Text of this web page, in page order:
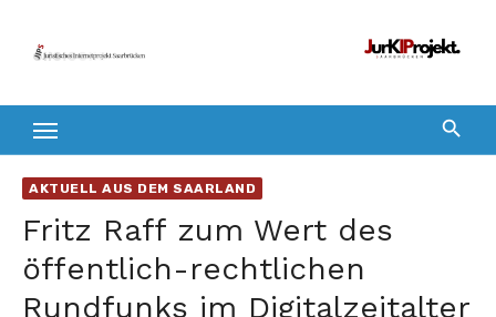
Inhalt
AKTUELL AUS DEM SAARLAND
Fritz Raff zum Wert des
öffentlich-rechtlichen
Rundfunks im Digitalzeitalter